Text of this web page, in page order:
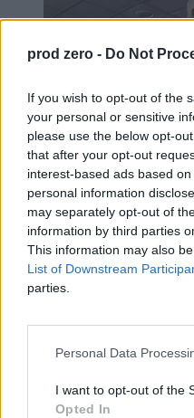
prod zero - Do Not
If you wish to opt-out of the
your personal or sensitive
please use the below opt-
that after your opt-out
interest-based ads based
personal information
may separately opt-out of
information by third parties
This information may also
List of Downstream
parties.
Personal Data
I want to opt-out of the
Opted In
Konfederacja
„Nikt nie wybierze
konwencji programowej tej
deportacji z Polski młodych,